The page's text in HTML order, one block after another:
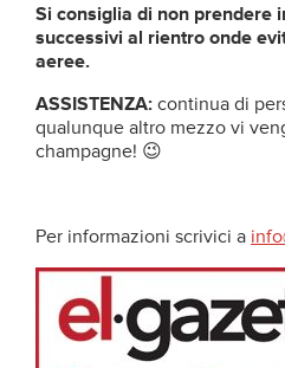
Si consiglia di non prendere
successivi al rientro onde
aeree.
ASSISTENZA: continua di
qualunque altro mezzo vi
champagne! 😉
Per informazioni scrivici a